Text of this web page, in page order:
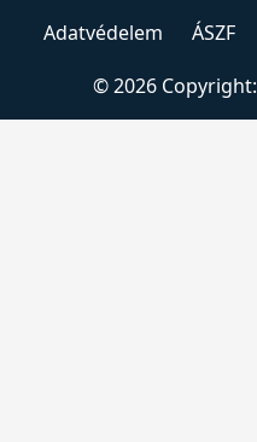
Adatvédelem ÁSZF
© 2026 Copyright: